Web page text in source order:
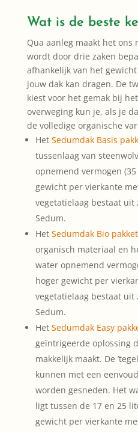
Wat is de beste
Qua aanleg maakt het ons
wordt door drie zaken
afhankelijk van het
jouw dak kan dragen. De
kiest voor het gemak bij
overweging kun je, als je
de volledige organische
Het Sedumdak Basis
tussenlaag van
opnemend vermogen
gewicht per vierkante
vegetatielaag bestaat uit
Sedum.
Het Sedumdak Bio pakket
organisch materiaal en
water opnemend
hoger gewicht per
vegetatielaag bestaat uit
Sedum.
Het Sedumdak Easy
geïntrigeerde oplossing
makkelijk maakt. De
kunnen met een
worden gesneden. Het
ligt tussen de 17 en 25
gewicht per vierkante